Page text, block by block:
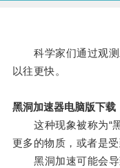
科学家们通过观测
以往更快。
黑洞加速器电脑版下载
这种现象被称为“黑
更多的物质，或者是
黑洞加速可能会导